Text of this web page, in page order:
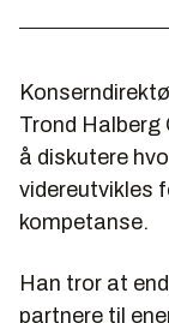
Trond Halberg
å diskutere
videreutvikles
kompetanse.
Han tror at
partnere til